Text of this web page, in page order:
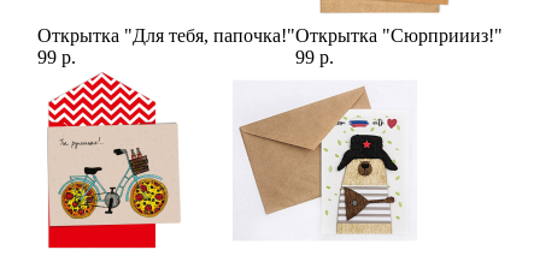
Открытка "Для тебя, папочка!"
99 р.
Открытка "Сюрприииз!"
99 р.